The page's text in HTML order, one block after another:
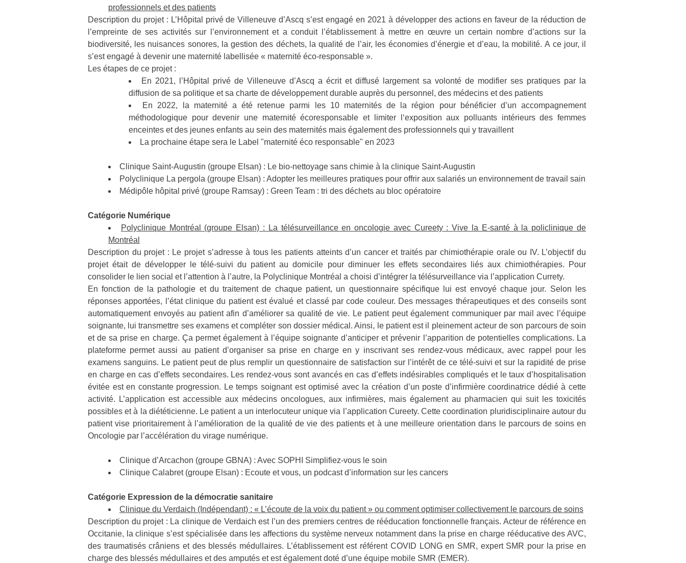
professionnels et des patients
Description du projet : L’Hôpital privé de Villeneuve d’Ascq s’est engagé en 2021 à développer des actions en faveur de la réduction de
l’empreinte de ses activités sur l’environnement et a conduit l’établissement à mettre en œuvre un certain nombre d’actions sur la
biodiversité, les nuisances sonores, la gestion des déchets, la qualité de l’air, les économies d’énergie et d’eau, la mobilité. A ce jour, il
s’est engagé à devenir une maternité labellisée « maternité éco-responsable ».
Les étapes de ce projet :
En 2021, l’Hôpital privé de Villeneuve d’Ascq a écrit et diffusé largement sa volonté de modifier ses pratiques par la
diffusion de sa politique et sa charte de développement durable auprès du personnel, des médecins et des patients
En 2022, la maternité a été retenue parmi les 10 maternités de la région pour bénéficier d’un accompagnement
méthodologique pour devenir une maternité écoresponsable et limiter l‘exposition aux polluants intérieurs des femmes
enceintes et des jeunes enfants au sein des maternités mais également des professionnels qui y travaillent
La prochaine étape sera le Label "maternité éco responsable" en 2023
Clinique Saint-Augustin (groupe Elsan) : Le bio-nettoyage sans chimie à la clinique Saint-Augustin
Polyclinique La pergola (groupe Elsan) : Adopter les meilleures pratiques pour offrir aux salariés un environnement de travail sain
Médipôle hôpital privé (groupe Ramsay) : Green Team : tri des déchets au bloc opératoire
Catégorie Numérique
Polyclinique Montréal (groupe Elsan) : La télésurveillance en oncologie avec Cureety : Vive la E-santé à la policlinique de
Montréal
Description du projet : Le projet s’adresse à tous les patients atteints d’un cancer et traités par chimiothérapie orale ou IV. L’objectif du
projet était de développer le télé-suivi du patient au domicile pour diminuer les effets secondaires liés aux chimiothérapies. Pour
consolider le lien social et l’attention à l’autre, la Polyclinique Montréal a choisi d’intégrer la télésurveillance via l’application Currety.
En fonction de la pathologie et du traitement de chaque patient, un questionnaire spécifique lui est envoyé chaque jour. Selon les
réponses apportées, l’état clinique du patient est évalué et classé par code couleur. Des messages thérapeutiques et des conseils sont
automatiquement envoyés au patient afin d’améliorer sa qualité de vie. Le patient peut également communiquer par mail avec l’équipe
soignante, lui transmettre ses examens et compléter son dossier médical. Ainsi, le patient est il pleinement acteur de son parcours de soin
et de sa prise en charge. Ça permet également à l’équipe soignante d’anticiper et prévenir l’apparition de potentielles complications. La
plateforme permet aussi au patient d’organiser sa prise en charge en y inscrivant ses rendez-vous médicaux, avec rappel pour les
examens sanguins. Le patient peut de plus remplir un questionnaire de satisfaction sur l’intérêt de ce télé-suivi et sur la rapidité de prise
en charge en cas d’effets secondaires. Les rendez-vous sont avancés en cas d’effets indésirables compliqués et le taux d’hospitalisation
évitée est en constante progression. Le temps soignant est optimisé avec la création d’un poste d’infirmière coordinatrice dédié à cette
activité. L’application est accessible aux médecins oncologues, aux infirmières, mais également au pharmacien qui suit les toxicités
possibles et à la diététicienne. Le patient a un interlocuteur unique via l’application Cureety. Cette coordination pluridisciplinaire autour du
patient vise prioritairement à l’amélioration de la qualité de vie des patients et à une meilleure orientation dans le parcours de soins en
Oncologie par l’accélération du virage numérique.
Clinique d’Arcachon (groupe GBNA) : Avec SOPHI Simplifiez-vous le soin
Clinique Calabret (groupe Elsan) : Ecoute et vous, un podcast d’information sur les cancers
Catégorie Expression de la démocratie sanitaire
Clinique du Verdaich (Indépendant) : « L’écoute de la voix du patient » ou comment optimiser collectivement le parcours de soins
Description du projet : La clinique de Verdaich est l’un des premiers centres de rééducation fonctionnelle français. Acteur de référence en
Occitanie, la clinique s’est spécialisée dans les affections du système nerveux notamment dans la prise en charge rééducative des AVC,
des traumatisés crâniens et des blessés médullaires. L’établissement est référent COVID LONG en SMR, expert SMR pour la prise en
charge des blessés médullaires et des amputés et est également doté d’une équipe mobile SMR (EMER).